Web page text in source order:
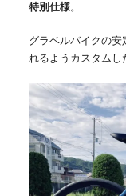
特別仕様。
グラベルバイクの
れるようカスタムし